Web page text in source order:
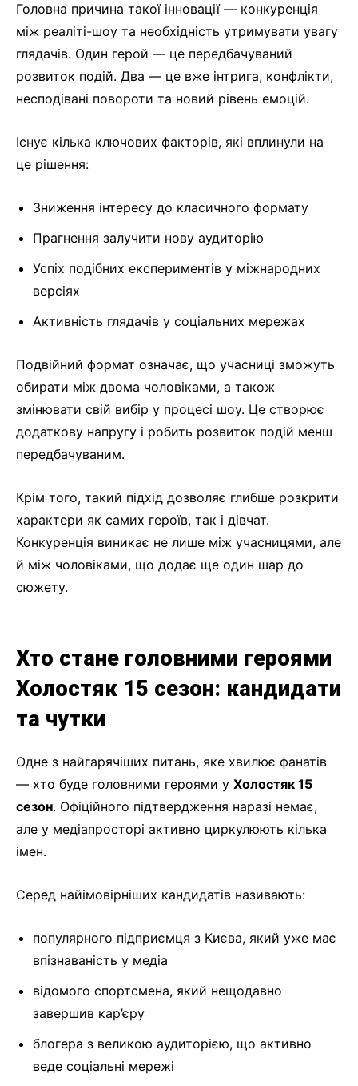
Головна причина такої інновації — конкуренція
між реаліті-шоу та необхідність утримувати увагу
глядачів. Один герой — це передбачуваний
розвиток подій. Два — це вже інтрига, конфлікти,
несподівані повороти та новий рівень емоцій.
Існує кілька ключових факторів, які вплинули на
це рішення:
Зниження інтересу до класичного формату
Прагнення залучити нову аудиторію
Успіх подібних експериментів у міжнародних
версіях
Активність глядачів у соціальних мережах
Подвійний формат означає, що учасниці зможуть
обирати між двома чоловіками, а також
змінювати свій вибір у процесі шоу. Це створює
додаткову напругу і робить розвиток подій менш
передбачуваним.
Крім того, такий підхід дозволяє глибше розкрити
характери як самих героїв, так і дівчат.
Конкуренція виникає не лише між учасницями, але
й між чоловіками, що додає ще один шар до
сюжету.
Хто стане головними героями
Холостяк 15 сезон: кандидати
та чутки
Одне з найгарячіших питань, яке хвилює фанатів
— хто буде головними героями у Холостяк 15
сезон. Офіційного підтвердження наразі немає,
але у медіапросторі активно циркулюють кілька
імен.
Серед найімовірніших кандидатів називають:
популярного підприємця з Києва, який уже має
впізнаваність у медіа
відомого спортсмена, який нещодавно
завершив кар’єру
блогера з великою аудиторією, що активно
веде соціальні мережі